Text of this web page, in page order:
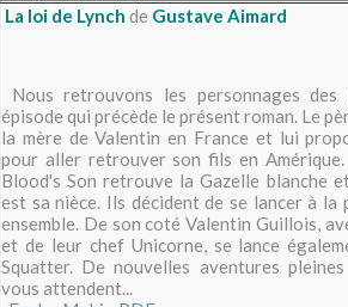
La loi de Lynch de Gustave Aimard
Nous retrouvons les personnages des
épisode qui précède le présent roman. Le
la mère de Valentin en France et lui
pour aller retrouver son fils en
Blood's Son retrouve la Gazelle blanche
est sa nièce. Ils décident de se lancer à la
ensemble. De son coté Valentin Guillois,
et de leur chef Unicorne, se lance
Squatter. De nouvelles aventures
vous attendent...